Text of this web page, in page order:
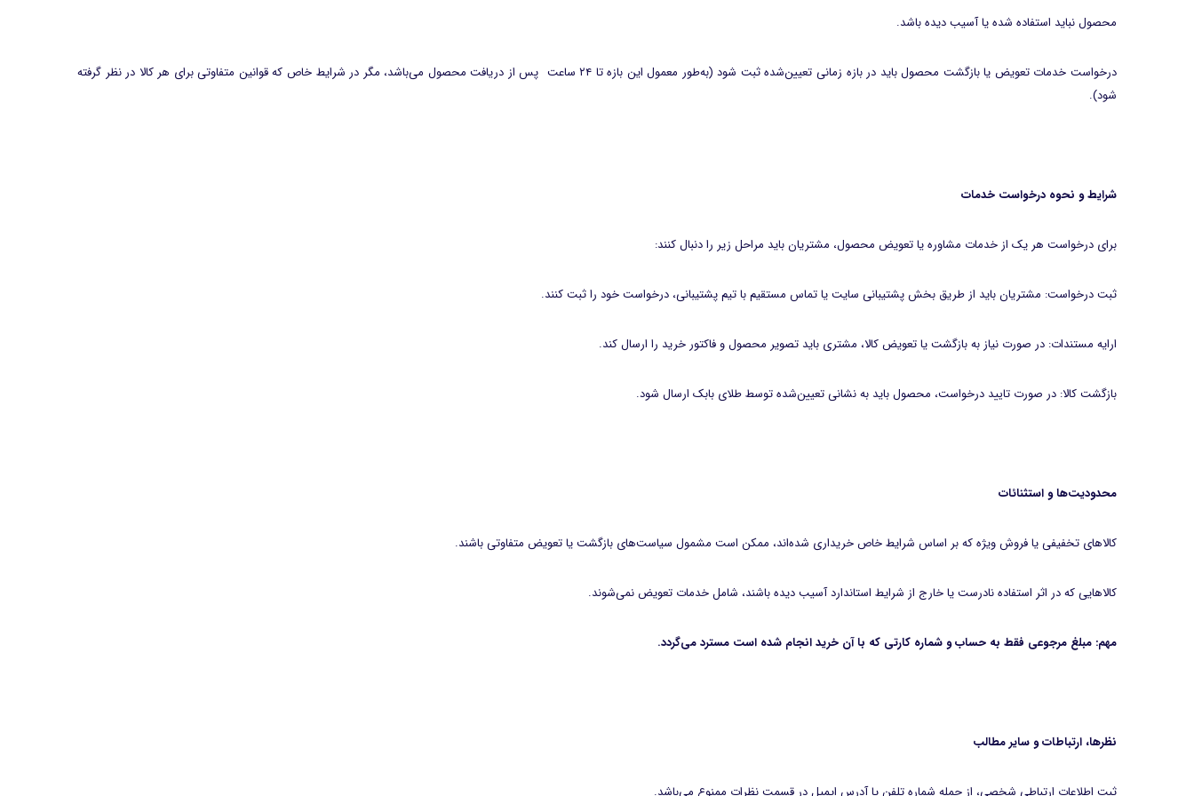
محصول نباید استفاده شده یا آسیب دیده باشد.
درخواست خدمات تعویض یا بازگشت محصول باید در بازه زمانی تعیین‌شده ثبت شود (به‌طور معمول این بازه تا ۲۴ ساعت پس از دریافت محصول می‌باشد، مگر در شرایط خاص که قوانین متفاوتی برای هر کالا در نظر گرفته
شود).
شرایط و نحوه درخواست خدمات
برای درخواست هر یک از خدمات مشاوره یا تعویض محصول، مشتریان باید مراحل زیر را دنبال کنند:
ثبت درخواست: مشتریان باید از طریق بخش پشتیبانی سایت یا تماس مستقیم با تیم پشتیبانی، درخواست خود را ثبت کنند.
ارایه مستندات: در صورت نیاز به بازگشت یا تعویض کالا، مشتری باید تصویر محصول و فاکتور خرید را ارسال کند.
بازگشت کالا: در صورت تایید درخواست، محصول باید به نشانی تعیین‌شده توسط طلای بابک ارسال شود.
محدودیت‌ها و استثنائات
کالاهای تخفیفی یا فروش ویژه که بر اساس شرایط خاص خریداری شده‌اند، ممکن است مشمول سیاست‌های بازگشت یا تعویض متفاوتی باشند.
کالاهایی که در اثر استفاده نادرست یا خارج از شرایط استاندارد آسیب دیده باشند، شامل خدمات تعویض نمی‌شوند.
مهم: مبلغ مرجوعی فقط به حساب و شماره کارتی که با آن خرید انجام شده است مسترد می‌گردد.
نظرها، ارتباطات و سایر مطالب
ثبت اطلاعات ارتباطی شخصی، از جمله شماره تلفن یا آدرس ایمیل در قسمت نظرات ممنوع می‌باشد.